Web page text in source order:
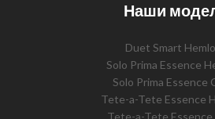
Наши
Duet Smart
Solo Prima Essence
Solo Prima Essence
Tete-a-Tete Essence
Tete-a-Tete Essence